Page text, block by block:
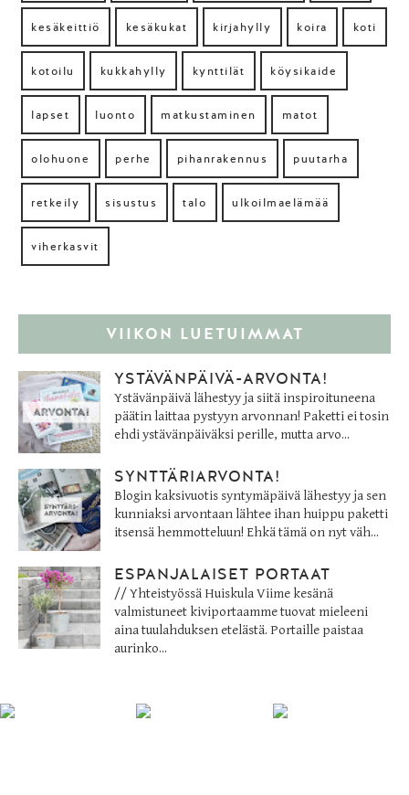
kesäkeittiö kesäkukat kirjahylly koira koti
kotoilu kukkahylly kynttilät köysikaide
lapset luonto matkustaminen matot
olohuone perhe pihanrakennus puutarha
retkeily sisustus talo ulkoilmaelämää
viherkasvit
VIIKON LUETUIMMAT
YSTÄVÄNPÄIVÄ-ARVONTA!
Ystävänpäivä lähestyy ja siitä inspiroituneena
päätin laittaa pystyyn arvonnan! Paketti ei tosin
ehdi ystävänpäiväksi perille, mutta arvo...
SYNTTÄRIARVONTA!
Blogin kaksivuotis syntymäpäivä lähestyy ja sen
kunniaksi arvontaan lähtee ihan huippu paketti
itsensä hemmotteluun! Ehkä tämä on nyt väh...
ESPANJALAISET PORTAAT
// Yhteistyössä Huiskula Viime kesänä
valmistuneet kiviportaamme tuovat mieleeni
aina tuulahduksen etelästä. Portaille paistaa
aurinko...